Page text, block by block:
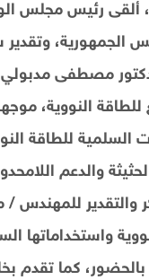
ألقى رئيس مجلس
الجمهورية،
مصطفى
النووية،
للطاقة
والدعم
والتقدير للمهندس
واستخداماتها
كما تقدم